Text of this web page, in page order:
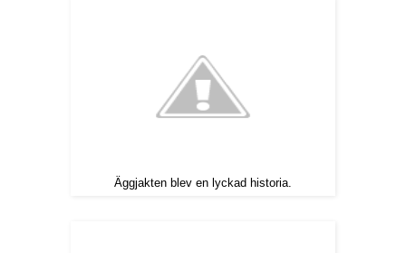
Äggjakten blev en lyckad historia.